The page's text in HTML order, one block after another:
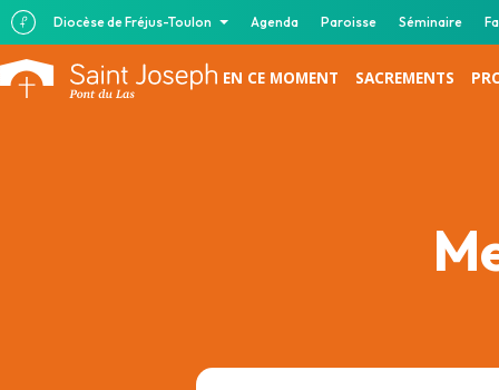
Diocèse de Fréjus-Toulon Agenda Paroisse Séminaire
EN CE MOMENT SACREMENTS